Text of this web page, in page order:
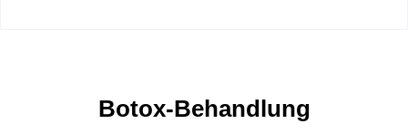
Botox-Behandlung